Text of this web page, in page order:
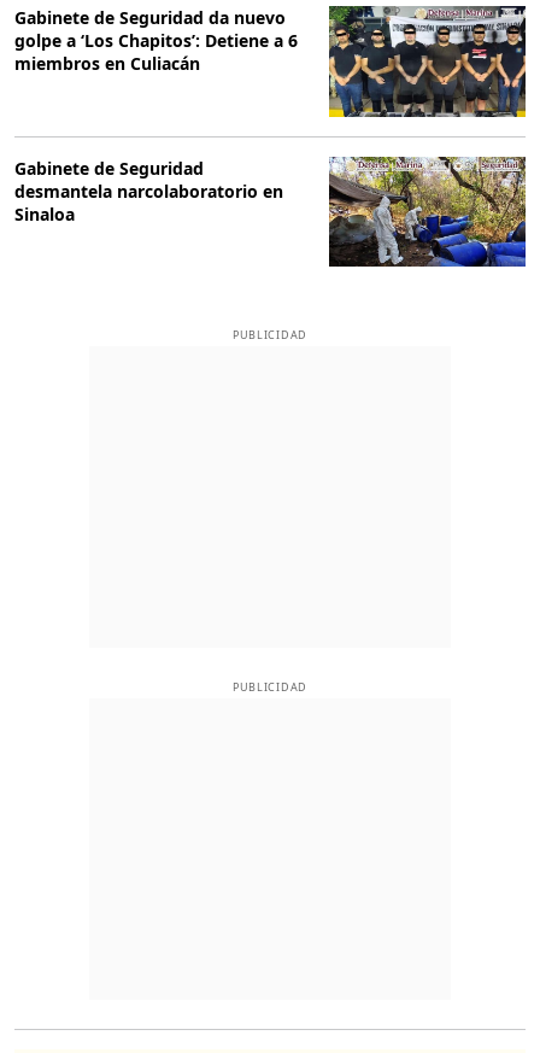
Gabinete de Seguridad da nuevo
golpe a ‘Los Chapitos’: Detiene a 6
miembros en Culiacán
Gabinete de Seguridad
desmantela narcolaboratorio en
Sinaloa
PUBLICIDAD
PUBLICIDAD